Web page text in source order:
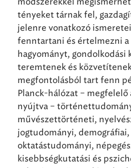
tényeket tárnak fel,
jelenre vonatkozó
fenntartani és értelmezni
hagyományt, gondolkodási
teremtenek és
megfontolásból tart fenn
Planck-hálózat –
nyújtva –
művészettörténeti,
jogtudományi,
oktatástudományi,
kisebbségkutatási és